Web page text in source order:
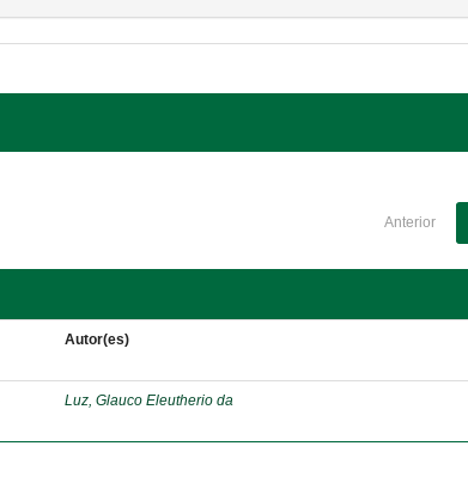
Anterior
Autor(es)
Luz, Glauco Eleutherio da